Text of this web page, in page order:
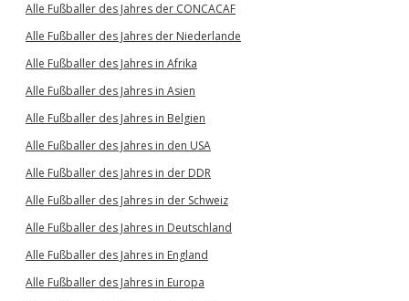
Alle Fußballer des Jahres der CONCACAF
Alle Fußballer des Jahres der Niederlande
Alle Fußballer des Jahres in Afrika
Alle Fußballer des Jahres in Asien
Alle Fußballer des Jahres in Belgien
Alle Fußballer des Jahres in den USA
Alle Fußballer des Jahres in der DDR
Alle Fußballer des Jahres in der Schweiz
Alle Fußballer des Jahres in Deutschland
Alle Fußballer des Jahres in England
Alle Fußballer des Jahres in Europa